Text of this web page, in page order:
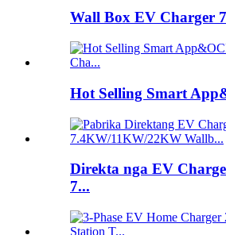
Wall Box EV Charger
Hot Selling Smart
Direkta nga EV
7...